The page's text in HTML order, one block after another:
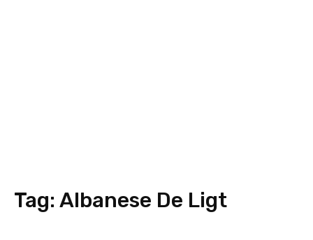
Tag: Albanese De Ligt